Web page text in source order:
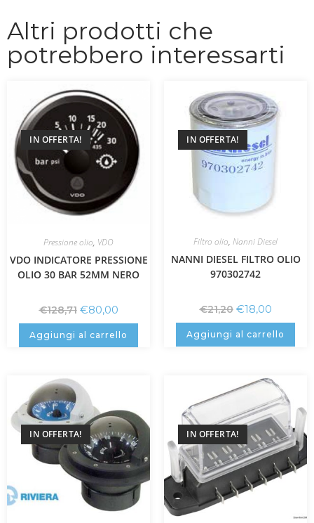
Altri prodotti che
potrebbero interessarti
IN OFFERTA!
Pressione olio, VDO
VDO INDICATORE PRESSIONE
OLIO 30 BAR 52MM NERO
€128,71 €80,00
Aggiungi al carrello
IN OFFERTA!
Filtro olio, Nanni Diesel
NANNI DIESEL FILTRO OLIO
970302742
€21,20 €18,00
Aggiungi al carrello
IN OFFERTA! IN OFFERTA!